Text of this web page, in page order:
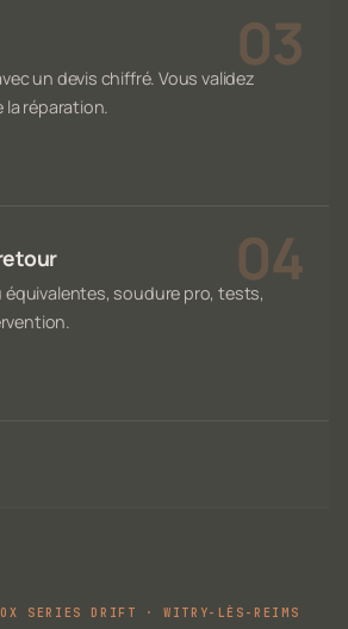
un devis chiffré. Vous validez
la réparation.
équivalentes, soudure pro, tests,
SERIES DRIFT · WITRY-LÈS-REIMS